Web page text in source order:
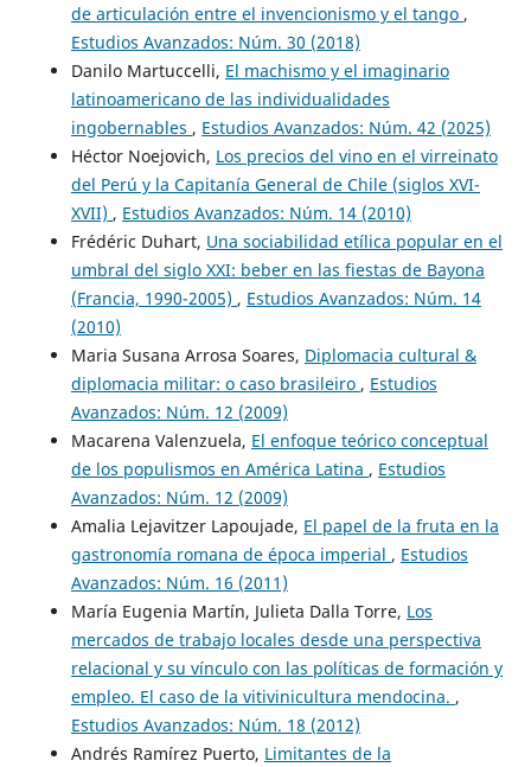
de articulación entre el invencionismo y el tango ,
Estudios Avanzados: Núm. 30 (2018)
Danilo Martuccelli, El machismo y el imaginario
latinoamericano de las individualidades
ingobernables , Estudios Avanzados: Núm. 42 (2025)
Héctor Noejovich, Los precios del vino en el virreinato
del Perú y la Capitanía General de Chile (siglos XVI-
XVII) , Estudios Avanzados: Núm. 14 (2010)
Frédéric Duhart, Una sociabilidad etílica popular en el
umbral del siglo XXI: beber en las fiestas de Bayona
(Francia, 1990-2005) , Estudios Avanzados: Núm. 14
(2010)
Maria Susana Arrosa Soares, Diplomacia cultural &
diplomacia militar: o caso brasileiro , Estudios
Avanzados: Núm. 12 (2009)
Macarena Valenzuela, El enfoque teórico conceptual
de los populismos en América Latina , Estudios
Avanzados: Núm. 12 (2009)
Amalia Lejavitzer Lapoujade, El papel de la fruta en la
gastronomía romana de época imperial , Estudios
Avanzados: Núm. 16 (2011)
María Eugenia Martín, Julieta Dalla Torre, Los
mercados de trabajo locales desde una perspectiva
relacional y su vínculo con las políticas de formación y
empleo. El caso de la vitivinicultura mendocina. ,
Estudios Avanzados: Núm. 18 (2012)
Andrés Ramírez Puerto, Limitantes de la